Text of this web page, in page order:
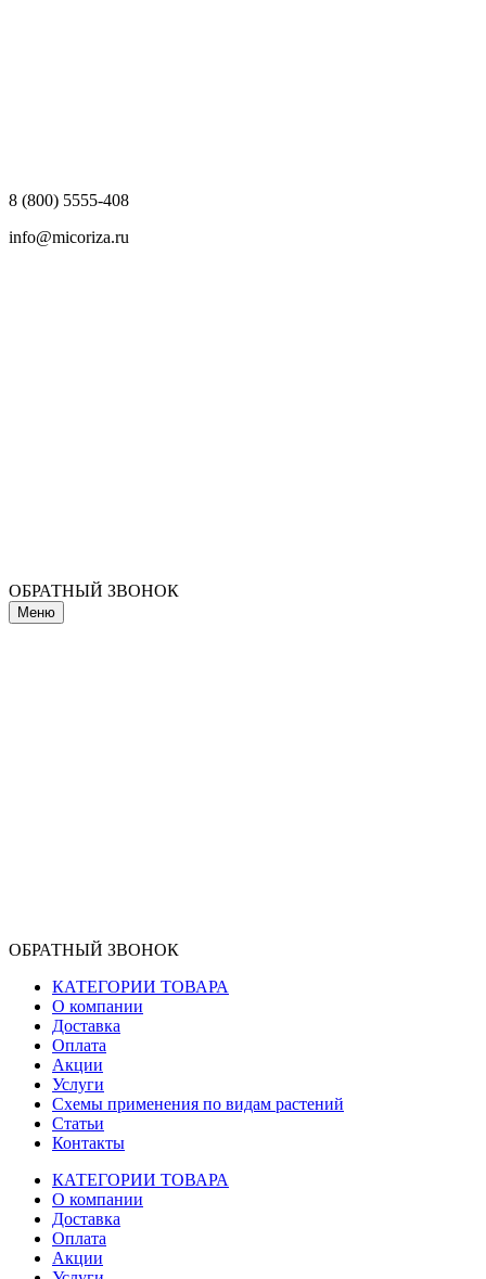
8 (800) 5555-408
info@micoriza.ru
ОБРАТНЫЙ ЗВОНОК
Меню
ОБРАТНЫЙ ЗВОНОК
КАТЕГОРИИ ТОВАРА
О компании
Доставка
Оплата
Акции
Услуги
Схемы применения по видам растений
Статьи
Контакты
КАТЕГОРИИ ТОВАРА
О компании
Доставка
Оплата
Акции